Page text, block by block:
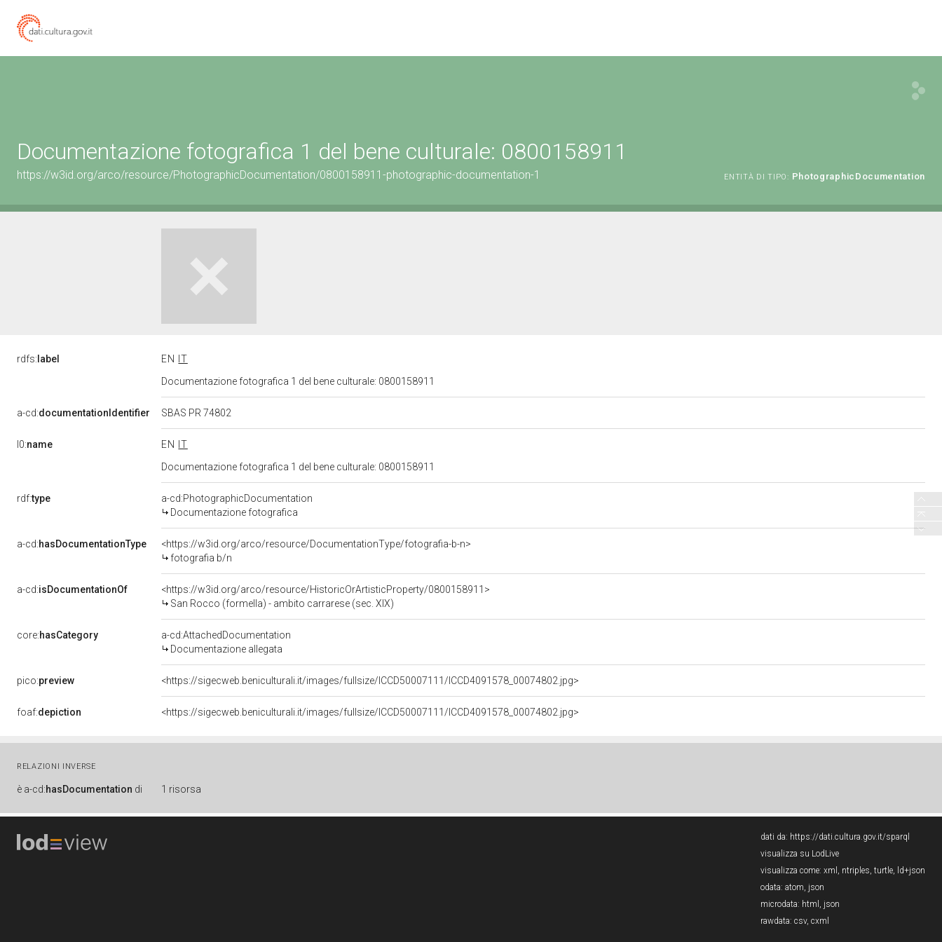
Documentazione fotografica 1 del bene culturale: 0800158911
https://w3id.org/arco/resource/PhotographicDocumentation/0800158911-photographic-documentation-1 ENTITÀ DI TIPO: PhotographicDocumentation
rdfs: label EN
IT
Documentazione fotografica 1 del bene culturale: 0800158911
a-cd:documentationIdentifier SBAS PR 74802
l0:name EN
IT
Documentazione fotografica 1 del bene culturale: 0800158911
rdf:type
a-cd:PhotographicDocumentation
Documentazione fotografica
a-cd:hasDocumentationType
<https://w3id.org/arco/resource/DocumentationType/fotografia-b-n>
fotografia b/n
a-cd:isDocumentationOf
<https://w3id.org/arco/resource/HistoricOrArtisticProperty/0800158911>
San Rocco (formella) - ambito carrarese (sec. XIX)
core:hasCategory
a-cd:AttachedDocumentation
Documentazione allegata
pico:preview <https://sigecweb.beniculturali.it/images/fullsize/ICCD50007111/ICCD4091578_00074802.jpg>
foaf:depiction <https://sigecweb.beniculturali.it/images/fullsize/ICCD50007111/ICCD4091578_00074802.jpg>
RELAZIONI INVERSE
è a-cd:hasDocumentation di 1 risorsa
dati da: https://dati.cultura.gov.it/sparql
visualizza su LodLive
visualizza come: xml , ntriples, turtle, ld+json
odata: atom, json
microdata: html , json
rawdata: csv, cxml